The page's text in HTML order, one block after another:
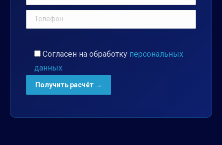
Согласен на обработку персональных
данных